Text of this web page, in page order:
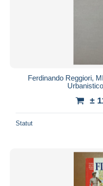
Ferdinando Reggiori,
±
Statut